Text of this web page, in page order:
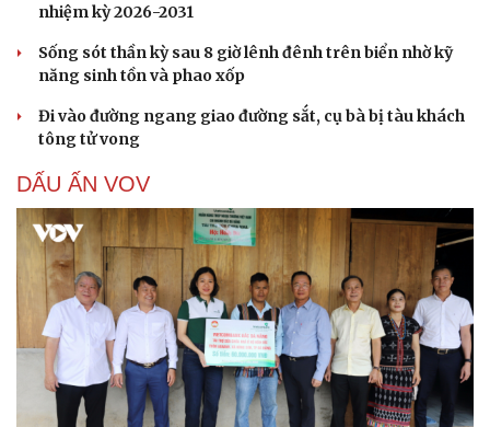
nhiệm kỳ 2026-2031
Sống sót thần kỳ sau 8 giờ lênh đênh trên biển nhờ kỹ
năng sinh tồn và phao xốp
Đi vào đường ngang giao đường sắt, cụ bà bị tàu khách
tông tử vong
DẤU ẤN VOV